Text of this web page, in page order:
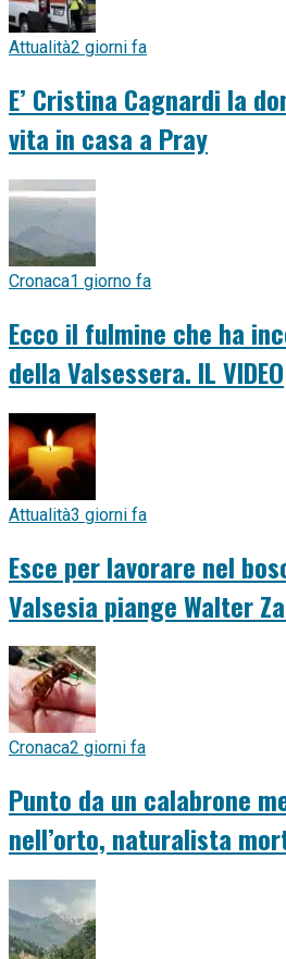
Attualità2 giorni fa
E’ Cristina Cagnardi la
vita in casa a Pray
Cronaca1 giorno fa
Ecco il fulmine che ha
della Valsessera. IL VIDEO
Attualità3 giorni fa
Esce per lavorare nel
Valsesia piange Walter
Cronaca2 giorni fa
Punto da un calabrone
nell’orto, naturalista